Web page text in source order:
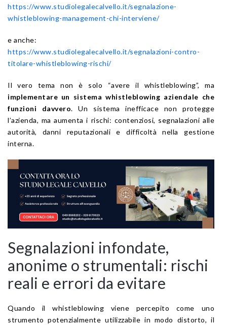
https://www.studiolegalecalvello.it/segnalazione-
whistleblowing-management-chi-interviene/
e anche:
https://www.studiolegalecalvello.it/segnalazioni-contro-
titolare-whistleblowing-rischi/
Il vero tema non è solo “avere il whistleblowing”, ma
implementare un sistema whistleblowing aziendale che
funzioni davvero. Un sistema inefficace non protegge
l’azienda, ma aumenta i rischi: contenziosi, segnalazioni alle
autorità, danni reputazionali e difficoltà nella gestione
interna.
Segnalazioni infondate,
anonime o strumentali: rischi
reali e errori da evitare
Quando il whistleblowing viene percepito come uno
strumento potenzialmente utilizzabile in modo distorto, il